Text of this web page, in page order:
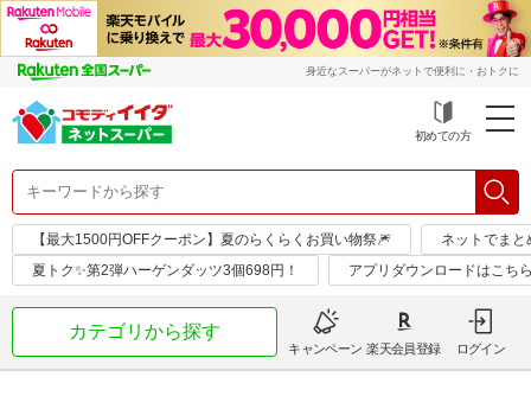
身近なスーパーがネットで便利に・おトクに
初めての方
【最大1500円OFFクーポン】夏のらくらくお買い物祭🎆
ネットでまと
夏トク✨第2弾ハーゲンダッツ3個698円！
アプリダウンロードはこち
カテゴリから探す
キャンペーン 楽天会員登録 ログイン